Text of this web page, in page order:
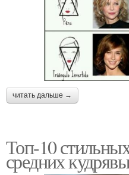
читать дальше →
Топ-10
средних